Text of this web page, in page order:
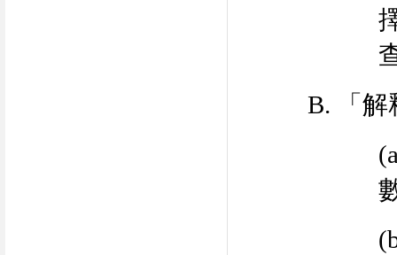
B.
「